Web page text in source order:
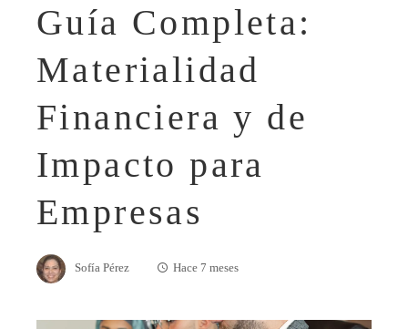
Guía Completa:
Materialidad
Financiera y de
Impacto para
Empresas
Sofía Pérez Hace 7 meses